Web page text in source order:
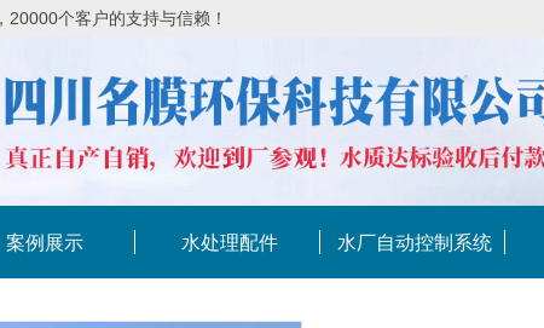
个客户的支持与信赖！
案例展示 水处理配件 水厂自动控制系统